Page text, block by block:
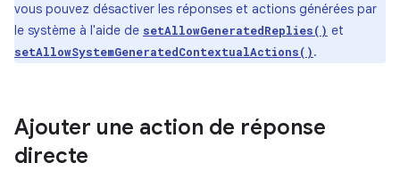
vous pouvez désactiver les réponses et actions générées par
le système à l'aide de setAllowGeneratedReplies() et
setAllowSystemGeneratedContextualActions().
Ajouter une action de réponse
directe